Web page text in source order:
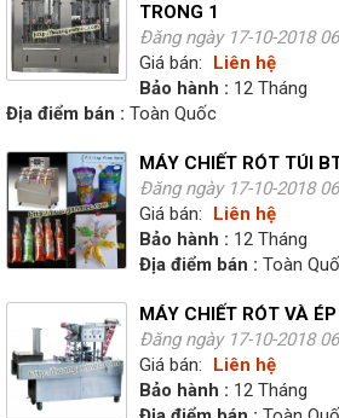
TRONG 1
Đăng ngày 17-10-2018
Giá bán:
Liên hệ
Bảo hành : 12 Tháng
Địa điểm bán : Toàn Quốc
MÁY CHIẾT RÓT TÚI
Đăng ngày 17-10-2018
Giá bán:
Liên hệ
Bảo hành : 12 Tháng
Địa điểm bán : Toàn
MÁY CHIẾT RÓT VÀ
Đăng ngày 17-10-2018
Giá bán:
Liên hệ
Bảo hành : 12 Tháng